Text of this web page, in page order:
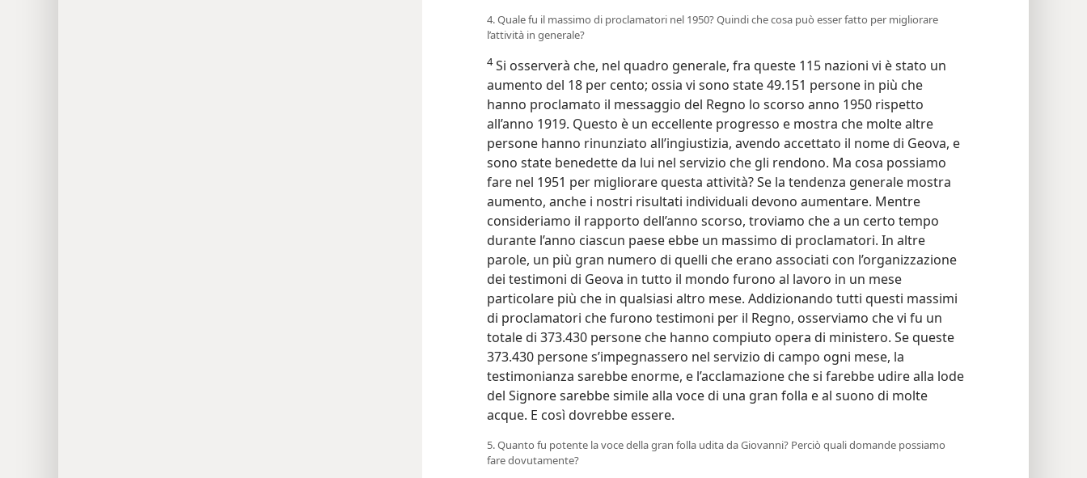
4. Quale fu il massimo di proclamatori nel 1950? Quindi che cosa può esser fatto per migliorare
l’attività in generale?
4Si osserverà che, nel quadro generale, fra queste 115 nazioni vi è stato un
aumento del 18 per cento; ossia vi sono state 49.151 persone in più che
hanno proclamato il messaggio del Regno lo scorso anno 1950 rispetto
all’anno 1919. Questo è un eccellente progresso e mostra che molte altre
persone hanno rinunziato all’ingiustizia, avendo accettato il nome di Geova, e
sono state benedette da lui nel servizio che gli rendono. Ma cosa possiamo
fare nel 1951 per migliorare questa attività? Se la tendenza generale mostra
aumento, anche i nostri risultati individuali devono aumentare. Mentre
consideriamo il rapporto dell’anno scorso, troviamo che a un certo tempo
durante l’anno ciascun paese ebbe un massimo di proclamatori. In altre
parole, un più gran numero di quelli che erano associati con l’organizzazione
dei testimoni di Geova in tutto il mondo furono al lavoro in un mese
particolare più che in qualsiasi altro mese. Addizionando tutti questi massimi
di proclamatori che furono testimoni per il Regno, osserviamo che vi fu un
totale di 373.430 persone che hanno compiuto opera di ministero. Se queste
373.430 persone s’impegnassero nel servizio di campo ogni mese, la
testimonianza sarebbe enorme, e l’acclamazione che si farebbe udire alla lode
del Signore sarebbe simile alla voce di una gran folla e al suono di molte
acque. E così dovrebbe essere.
5. Quanto fu potente la voce della gran folla udita da Giovanni? Perciò quali domande possiamo
fare dovutamente?